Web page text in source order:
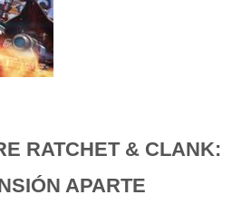
RATCHET & CLANK:
APARTE